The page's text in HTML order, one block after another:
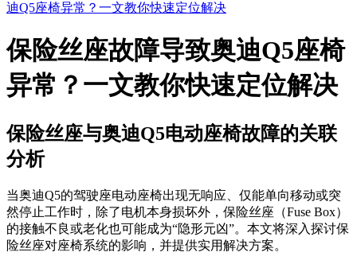
迪Q5座椅异常？一文教你快速定位解决
保险丝座故障导致奥迪Q5座椅
异常？一文教你快速定位解决
保险丝座与奥迪Q5电动座椅故障的关联
分析
当奥迪Q5的驾驶座电动座椅出现无响应、仅能单向移动或突
然停止工作时，除了电机本身损坏外，保险丝座（Fuse Box）
的接触不良或老化也可能成为“隐形元凶”。本文将深入探讨保
险丝座对座椅系统的影响，并提供实用解决方案。